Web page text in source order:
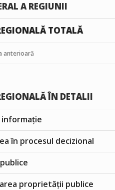
A REGIUNII
TOTALĂ
anterioară
ÎN DETALII
informație
în procesul decizional
proprietății publice